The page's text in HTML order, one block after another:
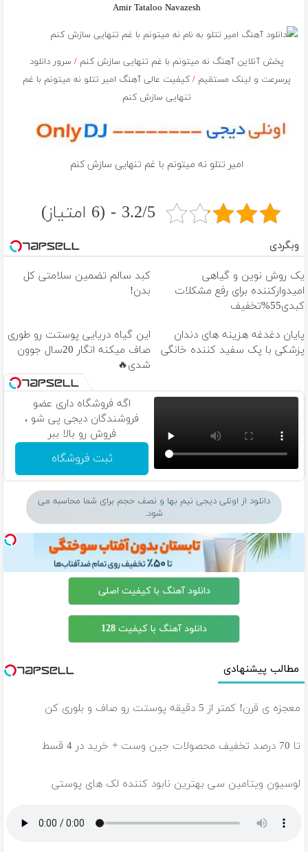
Amir Tataloo Navazesh
پخش آنلاین آهنگ نه میتونم با غم تنهایی سازش کنم /سرور دانلود
پرسرعت و لینک مستقیم /کیفیت عالی آهنگ امیر تتلو نه میتونم با غم
تنهایی سازش کنم
امیر تتلو نه میتونم با غم تنهایی سازش کنم
3.2/5 - (6 امتیاز)
وبگردی
یک روش نوین و گیاهی
امیدوارکننده برای رفع مشکلات
کبدی55%تخفیف
کبد سالم تضمین سلامتی کل
بدن!
پایان دغدغه هزینه های دندان
پزشکی با پک سفید کننده خانگی
این گیاه دریایی پوستت رو طوری
صاف میکنه انگار 20سال جوون
شدی🔥
اگه فروشگاه داری عضو
فروشندگان دیجی پی شو ،
فروش رو بالا ببر
ثبت فروشگاه
دانلود از اونلی دیجی نیم بها و نصف حجم برای شما محاسبه می
شود.
دانلود آهنگ با کیفیت اصلی
دانلود آهنگ با کیفیت 128
مطالب پیشنهادی
معجزه ی قرن! کمتر از 5 دقیقه پوستت رو صاف و بلوری کن
تا 70 درصد تخفیف محصولات جین وست + خرید در 4 قسط
لوسیون ویتامین سی بهترین نابود کننده لک های پوستی